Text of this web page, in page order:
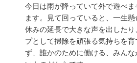
今日は雨が降っていて外で遊べ
ます。見て回っていると、一生
休みの延長で大きな声を出した
プとして掃除を頑張る気持ちを
ず、誰かのために働ける、みん